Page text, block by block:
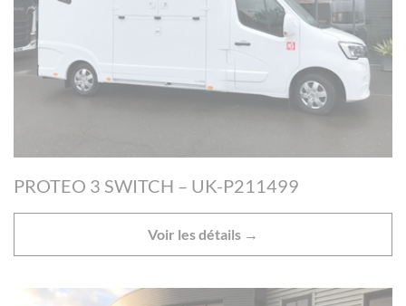
PROTEO 3 SWITCH – UK-P211499
Voir les détails →